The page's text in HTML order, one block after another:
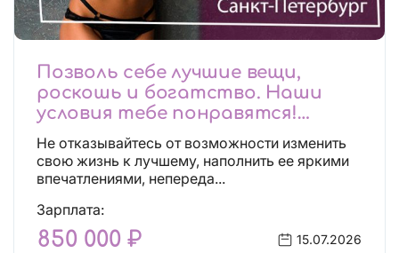
Позволь себе лучшие вещи,
роскошь и богатство. Наши
условия тебе понравятся!
Действительно отличные
условия и поддержка!
Не отказывайтесь от возможности изменить
свою жизнь к лучшему, наполнить ее яркими
впечатлениями, непереда...
Зарплата:
850 000 ₽ 15.07.2026